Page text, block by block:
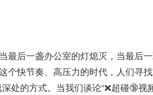
最后一盏办公室的灯熄灭，当最后
个快节奏、高压力的时代，人们寻
处的方式。当我们谈论“❌超碰🔞视